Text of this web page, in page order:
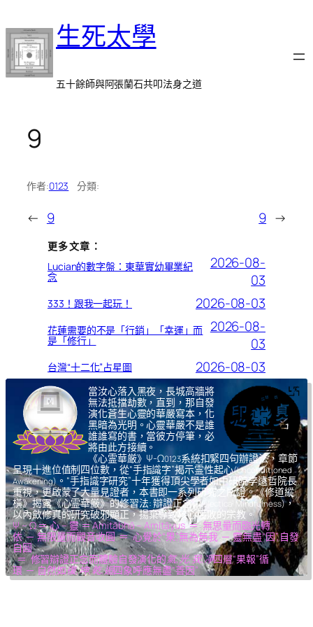
至
主
要
內
生死太學
五十餘師與阿張蘭石共叩法身之道
9
作者:0123 分類:
← 9 9 →
更多文章：
Lucian的數字盤：東華實幼畢業紀
念
2026-08-
03
333！跟我一起玩！ 2026-08-03
花蓮需要的不是「行銷」「幸運」而
是「修行」
2026-08-
03
台灣“十二化”占星圖 2026-08-03
當汝心落入黑夜，長城高牆將
無法抵擋劫數，直到，那自發
演化蒼生心靈的華嚴寫本，化
黑暗為光明。心靈華嚴不是誰
誰誰寫的書，當彼方停筆，必
將由此方接續。
《心霊華厳》Ψ-Ω0123系統扣緊四句辦證法，章節
呈現十進位值制四位數，從“手指識字”揭示霊性起心(Unconditioned
Awakening) 。“手指識字研究”十年獲得頂尖學者如中研院李遠哲院長
重視，更啟蒙了大量見證者，本書即一系列研究之所證。《修道縱
橫》揭露《心霊華厳》的修習法: 辯證正念(Dialectical Mindfulness)，
以內斂修真的研究破邪顯正，揚棄導致核心腐敗的宗教。
Ψ – Ω ＝ 心 – 靈 ＝ Amitābhā – Amitāyus ＝ 無思量而臨光轉
依 ─ 無限量而觀音收圓 ＝ 心覺於“果”,無為無我 ─ 靈無盡“因”,自發
自圓
＝ 修習辯證正念而體驗自發演化的氣,光,我,凈四層“果報”循
環 ─ 自然如復,坤,乾,逅四象呼應無盡“善因”